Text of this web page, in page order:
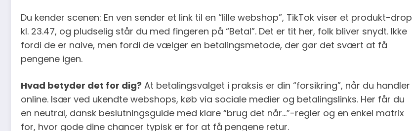
Du kender scenen: En ven sender et link til en “lille webshop”, TikTok viser et produkt-drop
kl. 23.47, og pludselig står du med fingeren på “Betal”. Det er tit her, folk bliver snydt. Ikke
fordi de er naive, men fordi de vælger en betalingsmetode, der gør det svært at få
pengene igen.
Hvad betyder det for dig? At betalingsvalget i praksis er din “forsikring”, når du handler
online. Især ved ukendte webshops, køb via sociale medier og betalingslinks. Her får du
en neutral, dansk beslutningsguide med klare “brug det når…”-regler og en enkel matrix
for, hvor gode dine chancer typisk er for at få pengene retur.